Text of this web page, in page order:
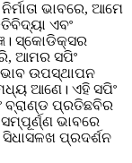
ଭାବରେ, ଆମେ
ଏବଂ
ସ୍କୋଡିକ୍ସର
ଆମର ସପିଂ
ଉପସ୍ଥାପନ
ଆଣେ। ଏହି ସପିଂ
ବ୍ରାଣ୍ଡ ପ୍ରତିଛବିର
ଭାବରେ
ପ୍ରଦର୍ଶନ